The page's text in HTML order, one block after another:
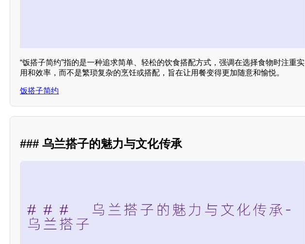
“饭搭子简约”指的是一种追求简单、轻松的饮食搭配方式，强调在选择食物时注重实
用和效率，而不是繁琐复杂的烹饪或搭配，旨在让用餐变得更加随意和愉悦。
饭搭子简约
### 乌兰搭子的魅力与文化传承